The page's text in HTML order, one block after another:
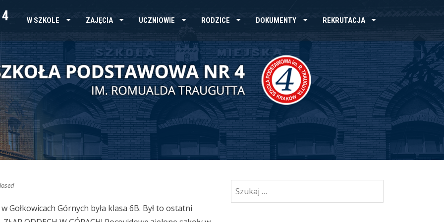
W SZKOLE ZAJĘCIA UCZNIOWIE RODZICE DOKUMENTY REKRUTACJA
Gołkowicach Górnych była klasa 6B. Był to ostatni
Szukaj: